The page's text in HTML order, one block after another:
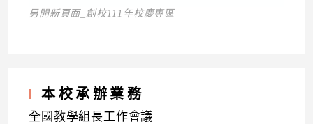
另開新頁面_創校111年校慶專區
本校承辦業務
全國教學組長工作會議